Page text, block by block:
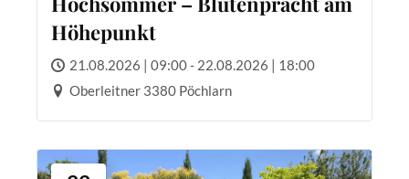
Höhepunkt
21.08.2026 | 09:00 - 22.08.2026 | 18:00
Oberleitner 3380 Pöchlarn